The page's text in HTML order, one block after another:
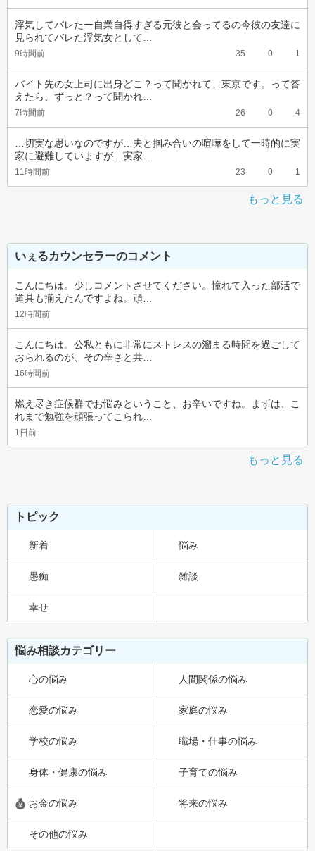
浮気してバレたー自業自得すぎる元彼と会ってるの今彼の友達に
見られてバレた浮気女として…
9時間前 35 0 1
バイト先の女上司に出身どこ？って聞かれて、東京です。って答
えたら、ずっと？って聞かれ…
7時間前 26 0 4
…切実な思いなのですが…夫と掴み合いの喧嘩をして一時的に実
家に避難していますが…実家…
11時間前 23 0 1
もっと見る
いぇるカウンセラーのコメント
こんにちは。少しコメントさせてください。憧れて入った部活で
道具も揃えたんですよね。頑…
12時間前
こんにちは。公私ともに非常にストレスの溜まる時間を過ごして
おられるのが、その辛さと共…
16時間前
燃え尽き症候群でお悩みということ、お辛いですね。まずは、こ
れまで勉強を頑張ってこられ…
1日前
もっと見る
トピック
新着 悩み
愚痴 雑談
幸せ
悩み相談カテゴリー
心の悩み 人間関係の悩み
恋愛の悩み 家庭の悩み
学校の悩み 職場・仕事の悩み
身体・健康の悩み 子育ての悩み
お金の悩み 将来の悩み
その他の悩み